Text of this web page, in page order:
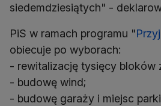
siedemdziesiątych" -
PiS w ramach programu "
obiecuje po wyborach:
- rewitalizację tysięcy bloków
- budowę wind;
- budowę garaży i miejsc